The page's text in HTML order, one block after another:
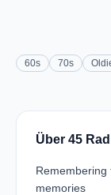
60s 70s
Über 45
Remembering
memories